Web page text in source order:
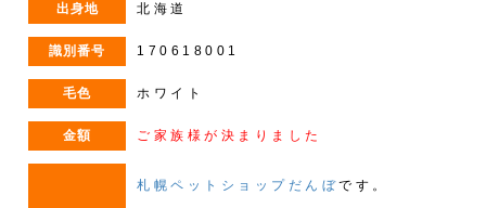
出身地 北海道
識別番号 170618001
毛色 ホワイト
金額 ご家族様が決まりました
札幌ペットショップだんぼです。